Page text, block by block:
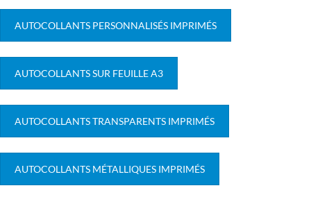
AUTOCOLLANTS PERSONNALISÉS IMPRIMÉS
AUTOCOLLANTS SUR FEUILLE A3
AUTOCOLLANTS TRANSPARENTS IMPRIMÉS
AUTOCOLLANTS MÉTALLIQUES IMPRIMÉS